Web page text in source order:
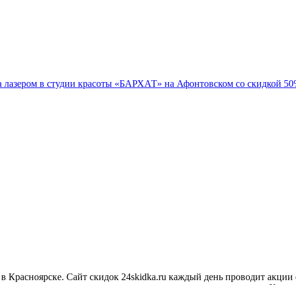
лазером в студии красоты «БАРХАТ» на Афонтовском со скидкой
Красноярске. Сайт скидок 24skidka.ru каждый день проводит